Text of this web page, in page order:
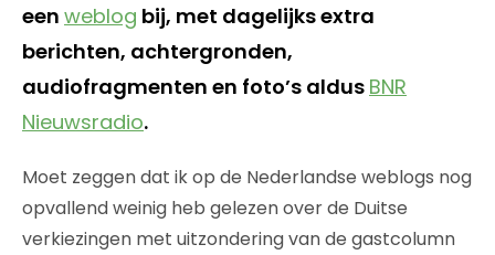
een weblog bij, met dagelijks extra
berichten, achtergronden,
audiofragmenten en foto’s aldus BNR
Nieuwsradio.
Moet zeggen dat ik op de Nederlandse weblogs nog
opvallend weinig heb gelezen over de Duitse
verkiezingen met uitzondering van de gastcolumn